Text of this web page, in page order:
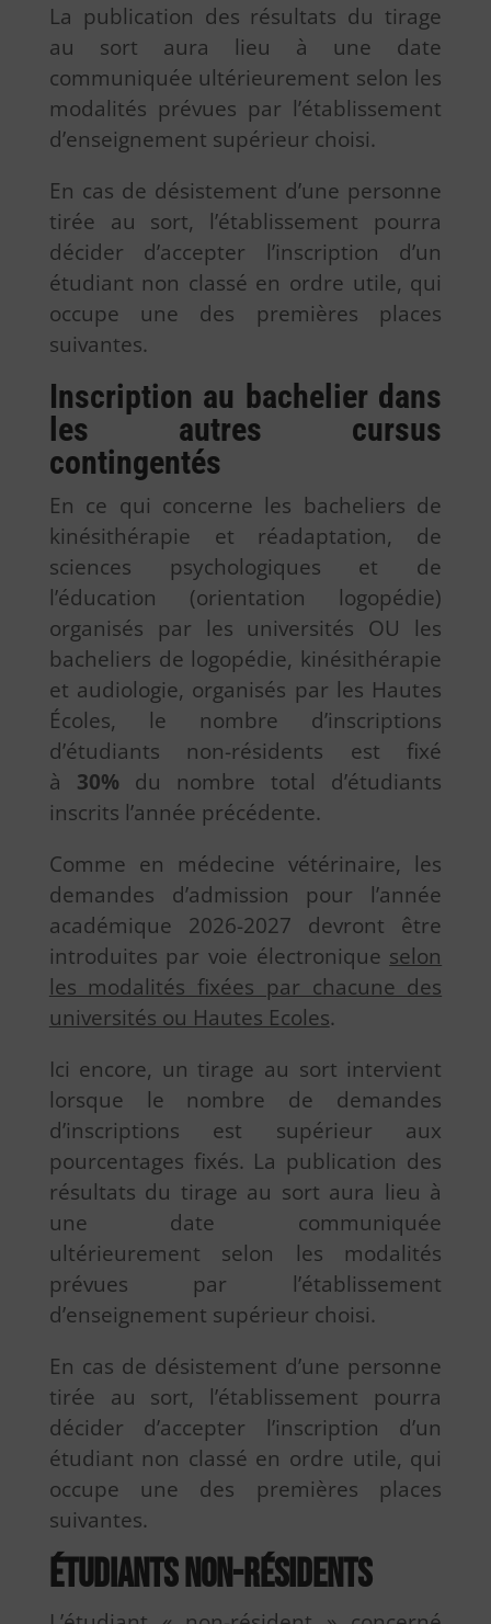
La publication des résultats du tirage
au sort aura lieu à une date
communiquée ultérieurement selon les
modalités prévues par l’établissement
d’enseignement supérieur choisi.
En cas de désistement d’une personne
tirée au sort, l’établissement pourra
décider d’accepter l’inscription d’un
étudiant non classé en ordre utile, qui
occupe une des premières places
suivantes.
Inscription au bachelier dans
les autres cursus
contingentés
En ce qui concerne les bacheliers de
kinésithérapie et réadaptation, de
sciences psychologiques et de
l’éducation (orientation logopédie)
organisés par les universités OU les
bacheliers de logopédie, kinésithérapie
et audiologie, organisés par les Hautes
Écoles, le nombre d’inscriptions
d’étudiants non-résidents est fixé
à 30% du nombre total d’étudiants
inscrits l’année précédente.
Comme en médecine vétérinaire, les
demandes d’admission pour l’année
académique 2026-2027 devront être
introduites par voie électronique selon
les modalités fixées par chacune des
universités ou Hautes Ecoles.
Ici encore, un tirage au sort intervient
lorsque le nombre de demandes
d’inscriptions est supérieur aux
pourcentages fixés. La publication des
résultats du tirage au sort aura lieu à
une date communiquée
ultérieurement selon les modalités
prévues par l’établissement
d’enseignement supérieur choisi.
En cas de désistement d’une personne
tirée au sort, l’établissement pourra
décider d’accepter l’inscription d’un
étudiant non classé en ordre utile, qui
occupe une des premières places
suivantes.
Étudiants non-résidents